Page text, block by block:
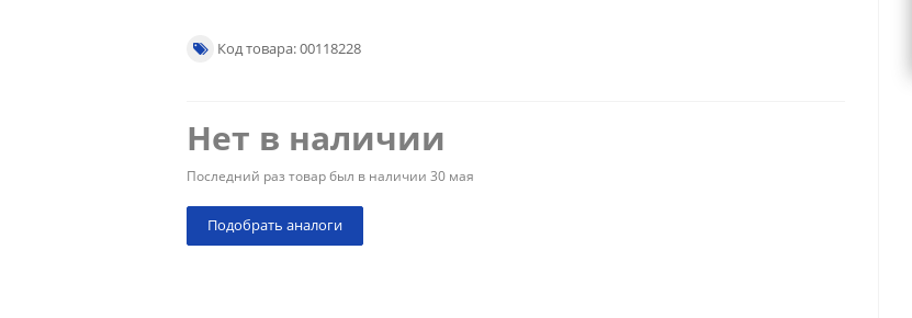
Код товара: 00118228
Нет в наличии
Последний раз товар был в наличии 30 мая
Подобрать аналоги